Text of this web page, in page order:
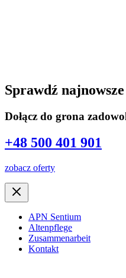
Sprawdź
Dołącz do grona
+48 500 401 901
zobacz oferty
APN Sentium
Altenpflege
Zusammenarbeit
Kontakt